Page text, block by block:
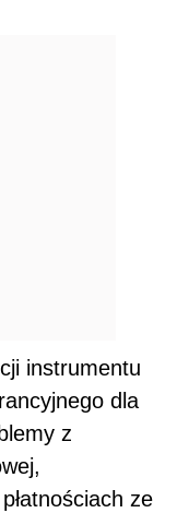
instrumentu
dla
z
ze